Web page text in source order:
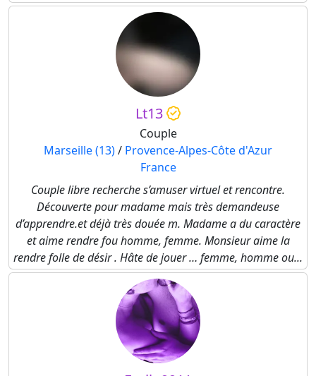
Lt13
Couple
Marseille (13)/ Provence-Alpes-Côte d'Azur
France
Couple libre recherche s’amuser virtuel et rencontre.
Découverte pour madame mais très demandeuse
d’apprendre.et déjà très douée m. Madame a du caractère
et aime rendre fou homme, femme. Monsieur aime la
rendre folle de désir . Hâte de jouer … femme, homme ou...